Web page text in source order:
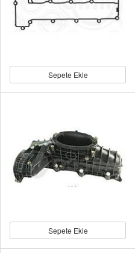
Sepete Ekle
Sepete Ekle